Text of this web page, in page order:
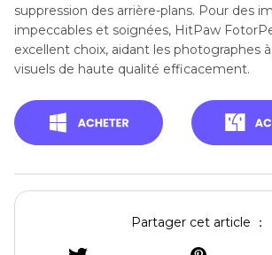
suppression des arrière-plans. Pour des
impeccables et soignées, HitPaw
excellent choix, aidant les photographes
visuels de haute qualité efficacement.
Partager cet article ：